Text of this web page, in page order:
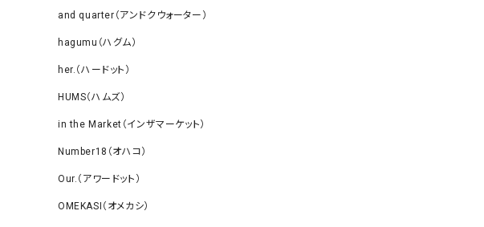
and quarter（アンドクウォーター）
hagumu（ハグム）
her.（ハードット）
HUMS（ハムズ）
in the Market（インザマーケット）
Number18（オハコ）
Our.（アワードット）
OMEKASI（オメカシ）